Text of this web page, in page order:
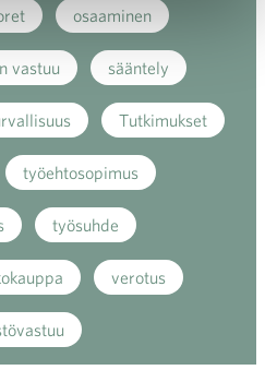
osaaminen
vastuu sääntely
Tutkimukset
työehtosopimus
työsuhde
verotus